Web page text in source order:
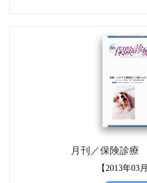
月刊／保険診療
【2013年03